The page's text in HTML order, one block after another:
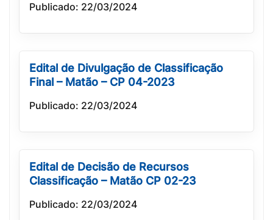
Publicado: 22/03/2024
Edital de Divulgação de Classificação
Final – Matão – CP 04-2023
Publicado: 22/03/2024
Edital de Decisão de Recursos
Classificação – Matão CP 02-23
Publicado: 22/03/2024